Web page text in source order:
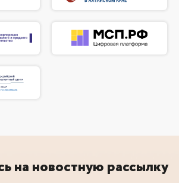
на новостную рассылку